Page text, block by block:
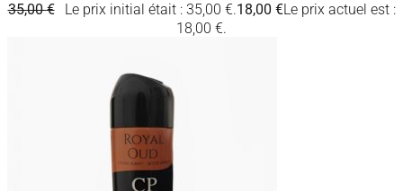
35,00€ Le prix initial était : 35,00 €.18,00 €Le prix actuel est :
18,00 €.